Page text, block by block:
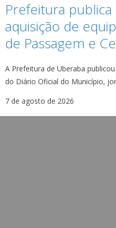
Prefeitura publica
aquisição de
de Passagem e
A Prefeitura de Uberaba
do Diário Oficial do Município,
7 de agosto de 2026